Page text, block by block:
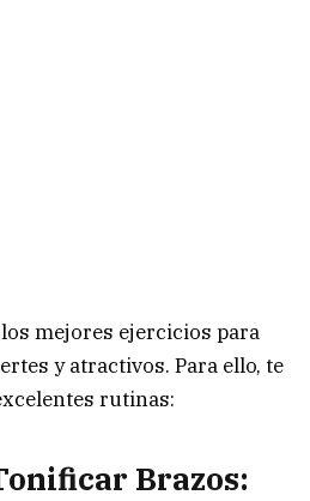
mejores ejercicios para
y atractivos. Para ello, te
rutinas:
Brazos: